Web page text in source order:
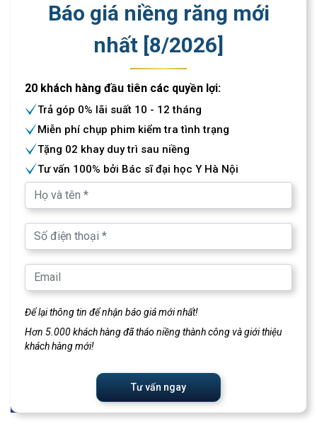
Báo giá niềng răng mới
nhất [8/2026]
20 khách hàng đầu tiên các quyền lợi:
Trả góp 0% lãi suất 10 - 12 tháng
Miễn phí chụp phim kiểm tra tình trạng
Tặng 02 khay duy trì sau niềng
Tư vấn 100% bởi Bác sĩ đại học Y Hà Nội
Để lại thông tin để nhận báo giá mới nhất!
Hơn 5.000 khách hàng đã tháo niềng thành công và giới thiệu
khách hàng mới!
Tư vấn ngay